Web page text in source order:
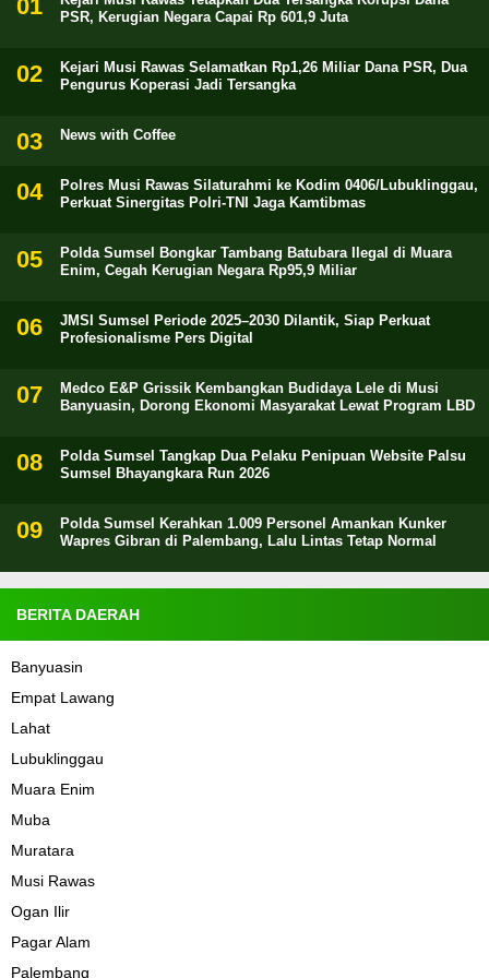
PSR, Kerugian Negara Capai Rp 601,9 Juta
Kejari Musi Rawas Selamatkan Rp1,26 Miliar Dana PSR, Dua
Pengurus Koperasi Jadi Tersangka
News with Coffee
Polres Musi Rawas Silaturahmi ke Kodim 0406/Lubuklinggau,
Perkuat Sinergitas Polri-TNI Jaga Kamtibmas
Polda Sumsel Bongkar Tambang Batubara Ilegal di Muara
Enim, Cegah Kerugian Negara Rp95,9 Miliar
JMSI Sumsel Periode 2025–2030 Dilantik, Siap Perkuat
Profesionalisme Pers Digital
Medco E&P Grissik Kembangkan Budidaya Lele di Musi
Banyuasin, Dorong Ekonomi Masyarakat Lewat Program LBD
Polda Sumsel Tangkap Dua Pelaku Penipuan Website Palsu
Sumsel Bhayangkara Run 2026
Polda Sumsel Kerahkan 1.009 Personel Amankan Kunker
Wapres Gibran di Palembang, Lalu Lintas Tetap Normal
BERITA DAERAH
Banyuasin
Empat Lawang
Lahat
Lubuklinggau
Muara Enim
Muba
Muratara
Musi Rawas
Ogan Ilir
Pagar Alam
Palembang